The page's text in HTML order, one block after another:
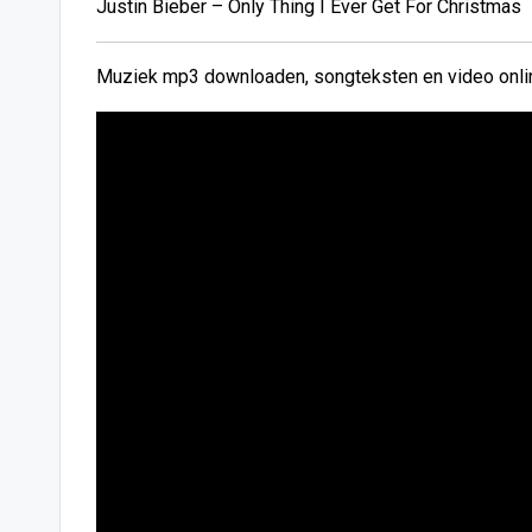
Justin Bieber – Only Thing I Ever Get For Christmas
Muziek mp3 downloaden, songteksten en video